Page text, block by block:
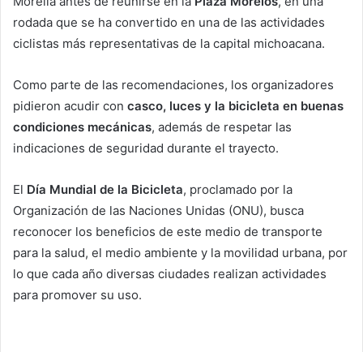
rodada que se ha convertido en una de las actividades
ciclistas más representativas de la capital michoacana.
Como parte de las recomendaciones, los organizadores
pidieron acudir con casco, luces y la bicicleta en buenas
condiciones mecánicas, además de respetar las
indicaciones de seguridad durante el trayecto.
El Día Mundial de la Bicicleta, proclamado por la
Organización de las Naciones Unidas (ONU), busca
reconocer los beneficios de este medio de transporte
para la salud, el medio ambiente y la movilidad urbana, por
lo que cada año diversas ciudades realizan actividades
para promover su uso.